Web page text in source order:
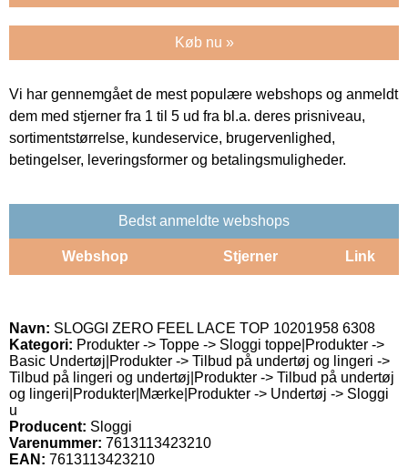
Køb nu »
Vi har gennemgået de mest populære webshops og anmeldt
dem med stjerner fra 1 til 5 ud fra bl.a. deres prisniveau,
sortimentstørrelse, kundeservice, brugervenlighed,
betingelser, leveringsformer og betalingsmuligheder.
Bedst anmeldte webshops
Webshop Stjerner Link
Navn: SLOGGI ZERO FEEL LACE TOP 10201958 6308
Kategori: Produkter -> Toppe -> Sloggi toppe|Produkter ->
Basic Undertøj|Produkter -> Tilbud på undertøj og lingeri ->
Tilbud på lingeri og undertøj|Produkter -> Tilbud på undertøj
og lingeri|Produkter|Mærke|Produkter -> Undertøj -> Sloggi
u
Producent: Sloggi
Varenummer: 7613113423210
EAN: 7613113423210